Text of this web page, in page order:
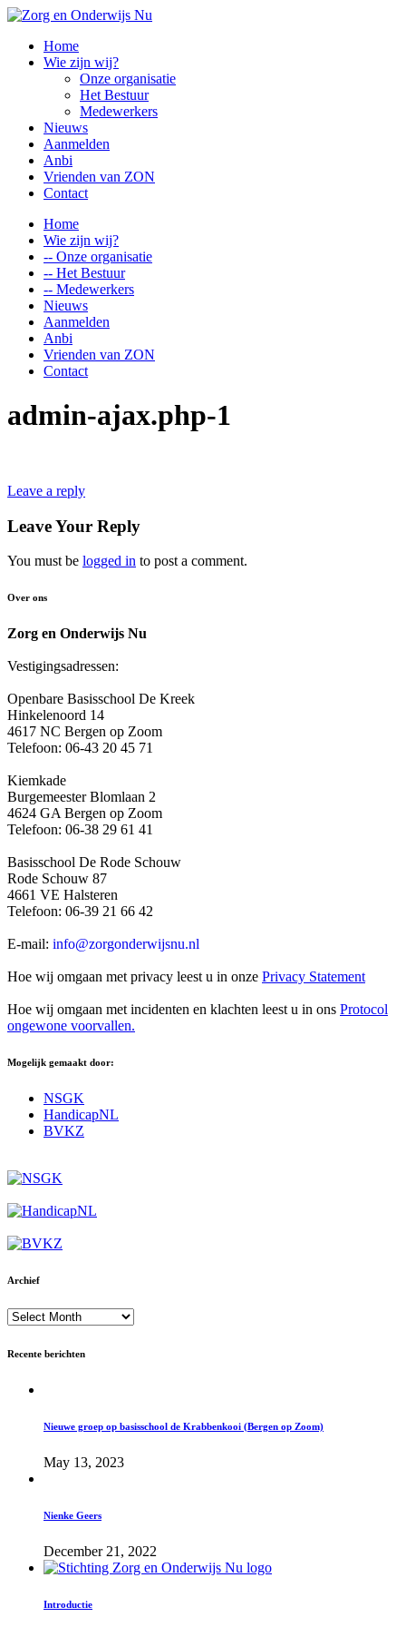
Home
Wie zijn wij?
Onze organisatie
Het Bestuur
Medewerkers
Nieuws
Aanmelden
Anbi
Vrienden van ZON
Contact
Home
Wie zijn wij?
-- Onze organisatie
-- Het Bestuur
-- Medewerkers
Nieuws
Aanmelden
Anbi
Vrienden van ZON
Contact
admin-ajax.php-1
Leave a reply
Leave Your Reply
You must be logged in to post a comment.
Over ons
Zorg en Onderwijs Nu
Vestigingsadressen:
Openbare Basisschool De Kreek
Hinkelenoord 14
4617 NC Bergen op Zoom
Telefoon: 06-43 20 45 71
Kiemkade
Burgemeester Blomlaan 2
4624 GA Bergen op Zoom
Telefoon: 06-38 29 61 41
Basisschool De Rode Schouw
Rode Schouw 87
4661 VE Halsteren
Telefoon: 06-39 21 66 42
E-mail: info@zorgonderwijsnu.nl
Hoe wij omgaan met privacy leest u in onze Privacy Statement
Hoe wij omgaan met incidenten en klachten leest u in ons Protocol
ongewone voorvallen.
Mogelijk gemaakt door:
NSGK
HandicapNL
BVKZ
Archief
Archief
Recente berichten
Nieuwe groep op basisschool de Krabbenkooi (Bergen op Zoom)
May 13, 2023
Nienke Geers
December 21, 2022
Introductie